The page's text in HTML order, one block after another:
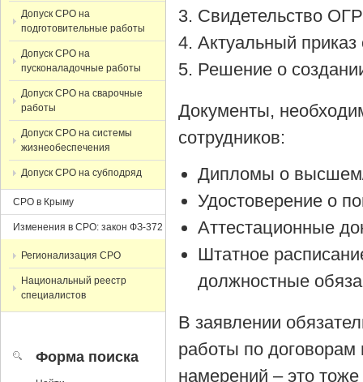
Cвидетельство
Актуальный приказ
Решение о
Документы,
сотрудников:
Дипломы о
Удостоверение о
Аттестационные
Штатное
должностные
В заявлении
работы по договорам
намерений – это
Допуск СРО на
подготовительные работы
Допуск СРО на
пусконаладочные работы
Допуск СРО на сварочные
работы
Допуск СРО на системы
жизнеобеспечения
Допуск СРО на субподряд
СРО в Крыму
Изменения в СРО: закон ФЗ-372
Регионализация СРО
Национальный реестр
специалистов
Форма поиска